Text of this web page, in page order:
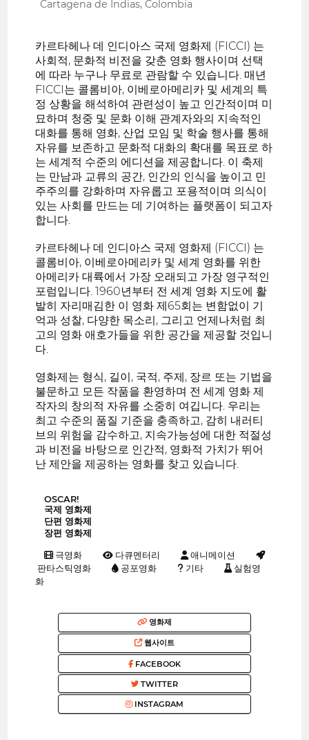
Cartagena de Indias, Colombia
카르타헤나 데 인디아스 국제 영화제 (FICCI) 는
사회적, 문화적 비전을 갖춘 영화 행사이며 선택
에 따라 누구나 무료로 관람할 수 있습니다. 매년
FICCI는 콜롬비아, 이베로아메리카 및 세계의 특
정 상황을 해석하여 관련성이 높고 인간적이며 미
묘하며 청중 및 문화 이해 관계자와의 지속적인
대화를 통해 영화, 산업 모임 및 학술 행사를 통해
자유를 보존하고 문화적 대화의 확대를 목표로 하
는 세계적 수준의 에디션을 제공합니다. 이 축제
는 만남과 교류의 공간, 인간의 인식을 높이고 민
주주의를 강화하며 자유롭고 포용적이며 의식이
있는 사회를 만드는 데 기여하는 플랫폼이 되고자
합니다.
카르타헤나 데 인디아스 국제 영화제 (FICCI) 는
콜롬비아, 이베로아메리카 및 세계 영화를 위한
아메리카 대륙에서 가장 오래되고 가장 영구적인
포럼입니다. 1960년부터 전 세계 영화 지도에 활
발히 자리매김한 이 영화 제65회는 변함없이 기
억과 성찰, 다양한 목소리, 그리고 언제나처럼 최
고의 영화 애호가들을 위한 공간을 제공할 것입니
다.
영화제는 형식, 길이, 국적, 주제, 장르 또는 기법을
불문하고 모든 작품을 환영하며 전 세계 영화 제
작자의 창의적 자유를 소중히 여깁니다. 우리는
최고 수준의 품질 기준을 충족하고, 감히 내러티
브의 위험을 감수하고, 지속가능성에 대한 적절성
과 비전을 바탕으로 인간적, 영화적 가치가 뛰어
난 제안을 제공하는 영화를 찾고 있습니다.
OSCAR!
국제 영화제
단편 영화제
장편 영화제
극영화 다큐멘터리
애니메이션
판타스틱영화
공포영화 기타
실험영
화
영화제
웹사이트
FACEBOOK
TWITTER
INSTAGRAM